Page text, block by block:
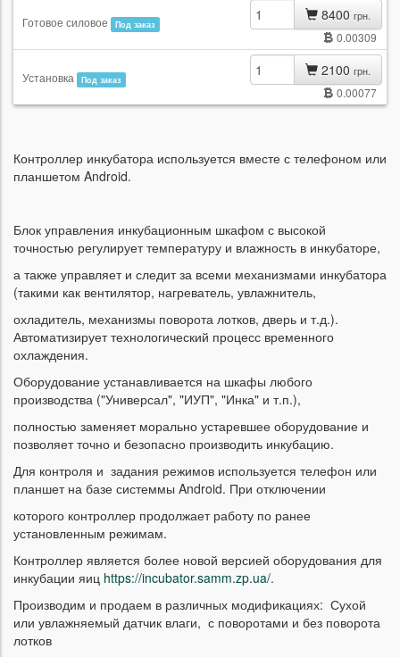
Готовое силовое Под заказ
8400 грн.
0.00309
Установка Под заказ
2100 грн.
0.00077
Контроллер инкубатора используется вместе с телефоном или
планшетом Android.
Блок управления инкубационным шкафом с высокой
точностью регулирует температуру и влажность в инкубаторе,
а также управляет и следит за всеми механизмами инкубатора
(такими как вентилятор, нагреватель, увлажнитель,
охладитель, механизмы поворота лотков, дверь и т.д.).
Автоматизирует технологический процесс временного
охлаждения.
Оборудование устанавливается на шкафы любого
производства ("Универсал", "ИУП", "Инка" и т.п.),
полностью заменяет морально устаревшее оборудование и
позволяет точно и безопасно производить инкубацию.
Для контроля и задания режимов используется телефон или
планшет на базе системмы Android. При отключении
которого контроллер продолжает работу по ранее
установленным режимам.
Контроллер является более новой версией оборудования для
инкубации яиц https://incubator.samm.zp.ua/.
Производим и продаем в различных модификациях: Сухой
или увлажняемый датчик влаги, с поворотами и без поворота
лотков